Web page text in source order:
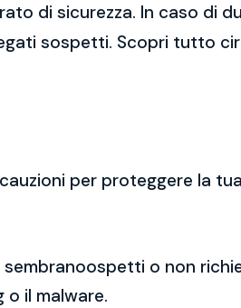
di sicurezza. In caso di
sospetti. Scopri tutto
per proteggere la tua
sembranoospetti o non
il malware.